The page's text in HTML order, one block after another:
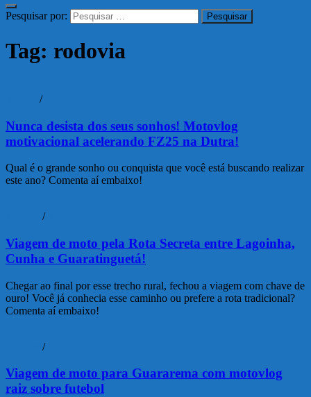
Pesquisar por:
Tag: rodovia
/
Nunca desista dos seus sonhos! Motovlog
motivacional acelerando FZ25 na Dutra!
Qual é o grande sonho ou conquista que você está buscando realizar
este ano? Comenta aí embaixo!
/
Viagem de moto pela Rota Secreta entre Lagoinha,
Cunha e Guaratinguetá!
Chegar ao final por esse trecho rural, fechou a viagem com chave de
ouro! Você já conhecia esse caminho ou prefere a rota tradicional?
Comenta aí embaixo!
/
Viagem de moto para Guararema com motovlog
raiz sobre futebol